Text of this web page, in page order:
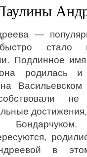
—
стало
Подлинное
она родилась
в